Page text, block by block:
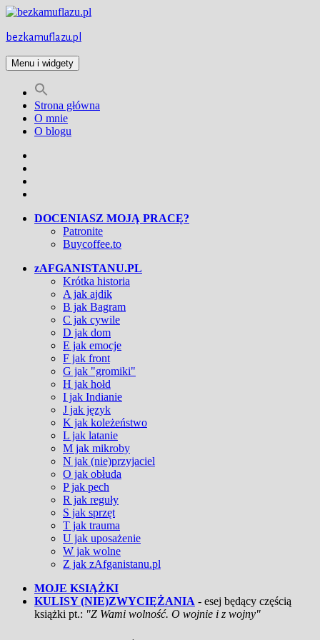
Przejdź
treści
bezkamuflazu.pl
Menu i widgety
Strona główna
O mnie
O blogu
DOCENIASZ MOJĄ PRACĘ?
Patronite
Buycoffee.to
zAFGANISTANU.PL
Krótka historia
A jak ajdik
B jak Bagram
C jak cywile
D jak dom
E jak emocje
F jak front
G jak "gromiki"
H jak hołd
I jak Indianie
J jak język
K jak koleżeństwo
L jak latanie
M jak mikroby
N jak (nie)przyjaciel
O jak obłuda
P jak pech
R jak reguły
S jak sprzęt
T jak trauma
U jak uposażenie
W jak wolne
Z jak zAfganistanu.pl
MOJE KSIĄŻKI
KULISY (NIE)ZWYCIĘŻANIA - esej będący częścią
książki pt.: "Z Wami wolność. O wojnie i z wojny"